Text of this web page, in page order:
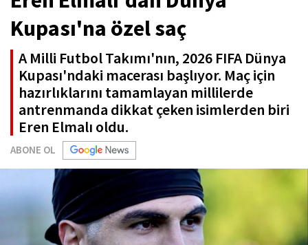
Kupası'na özel saç
A Milli Futbol Takımı'nın, 2026 FIFA Dünya
Kupası'ndaki macerası başlıyor. Maç için
hazırlıklarını tamamlayan millilerde
antrenmanda dikkat çeken isimlerden biri
Eren Elmalı oldu.
ABONE OL